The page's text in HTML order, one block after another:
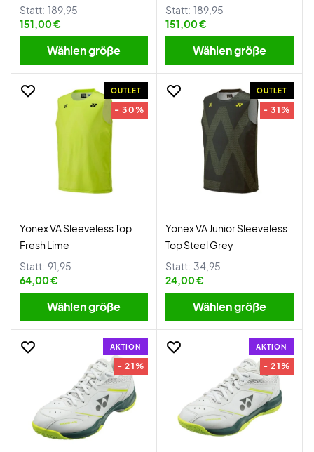
Statt: 189,95
151,00 €
Wählen größe
Statt: 189,95
151,00 €
Wählen größe
OUTLET
- 30%
Yonex VA Sleeveless Top
Fresh Lime
Statt: 91,95
64,00 €
Wählen größe
OUTLET
- 31%
Yonex VA Junior Sleeveless
Top Steel Grey
Statt: 34,95
24,00 €
Wählen größe
AKTION
- 21%
AKTION
- 21%